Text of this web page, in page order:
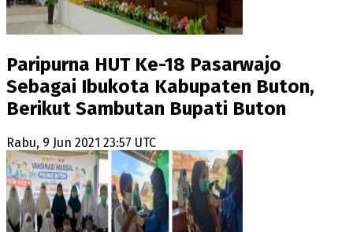
Paripurna HUT Ke-18 Pasarwajo
Sebagai Ibukota Kabupaten Buton,
Berikut Sambutan Bupati Buton
Rabu, 9 Jun 2021 23:57 UTC